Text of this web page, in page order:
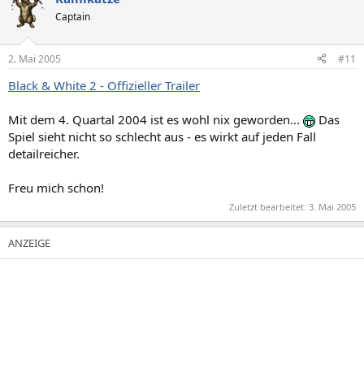
Captain
2. Mai 2005 #11
Black & White 2 - Offizieller Trailer
Mit dem 4. Quartal 2004 ist es wohl nix geworden...
Das
Spiel sieht nicht so schlecht aus - es wirkt auf jeden Fall
detailreicher.
Freu mich schon!
Zuletzt bearbeitet: 3. Mai 2005